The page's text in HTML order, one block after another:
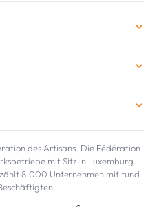
des Artisans. Die Fédération
mit Sitz in Luxemburg.
8.000 Unternehmen mit rund